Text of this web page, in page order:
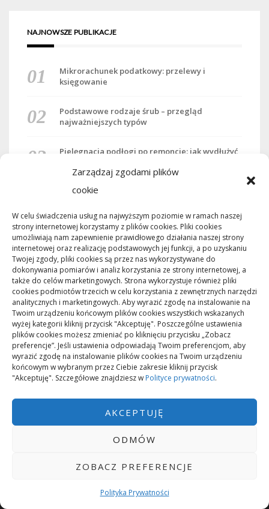
Zarządzaj zgodami plików
cookie
W celu świadczenia usług na najwyższym poziomie w ramach naszej
strony internetowej korzystamy z plików cookies. Pliki cookies
umożliwiają nam zapewnienie prawidłowego działania naszej strony
internetowej oraz realizację podstawowych jej funkcji, a po uzyskaniu
Twojej zgody, pliki cookies są przez nas wykorzystywane do
dokonywania pomiarów i analiz korzystania ze strony internetowej, a
także do celów marketingowych. Strona wykorzystuje również pliki
cookies podmiotów trzecich w celu korzystania z zewnętrznych narzędzi
analitycznych i marketingowych. Aby wyrazić zgodę na instalowanie na
Twoim urządzeniu końcowym plików cookies wszystkich wskazanych
wyżej kategorii kliknij przycisk "Akceptuję". Poszczególne ustawienia
plików cookies możesz zmieniać po kliknięciu przycisku „Zobacz
preferencje”. Jeśli ustawienia odpowiadają Twoim preferencjom, aby
wyrazić zgodę na instalowanie plików cookies na Twoim urządzeniu
końcowym w wybranym przez Ciebie zakresie kliknij przycisk
"Akceptuję". Szczegółowe znajdziesz w Polityce prywatności.
AKCEPTUJĘ
ODMÓW
ZOBACZ PREFERENCJE
Polityka Prywatności
NAJNOWSZE PUBLIKACJE
Mikrorachunek podatkowy: przelewy i
księgowanie
Podstawowe rodzaje śrub – przegląd
najważniejszych typów
Pielęgnacja podłogi po remoncie: jak wydłużyć
Remont podłogi przed przeprowadzką:
Dojazd nad Jezioro Rożnowskie bez samochodu
Jak poradzić sobie z nadmiarem
skomplikowanych porad online
Rekuperator i smart home: integracja i
możliwości
Co spakować na ferie nad morzem z dzieckiem
przeprowadzce – wsparcie i skuteczne